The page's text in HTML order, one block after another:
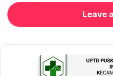
Leave